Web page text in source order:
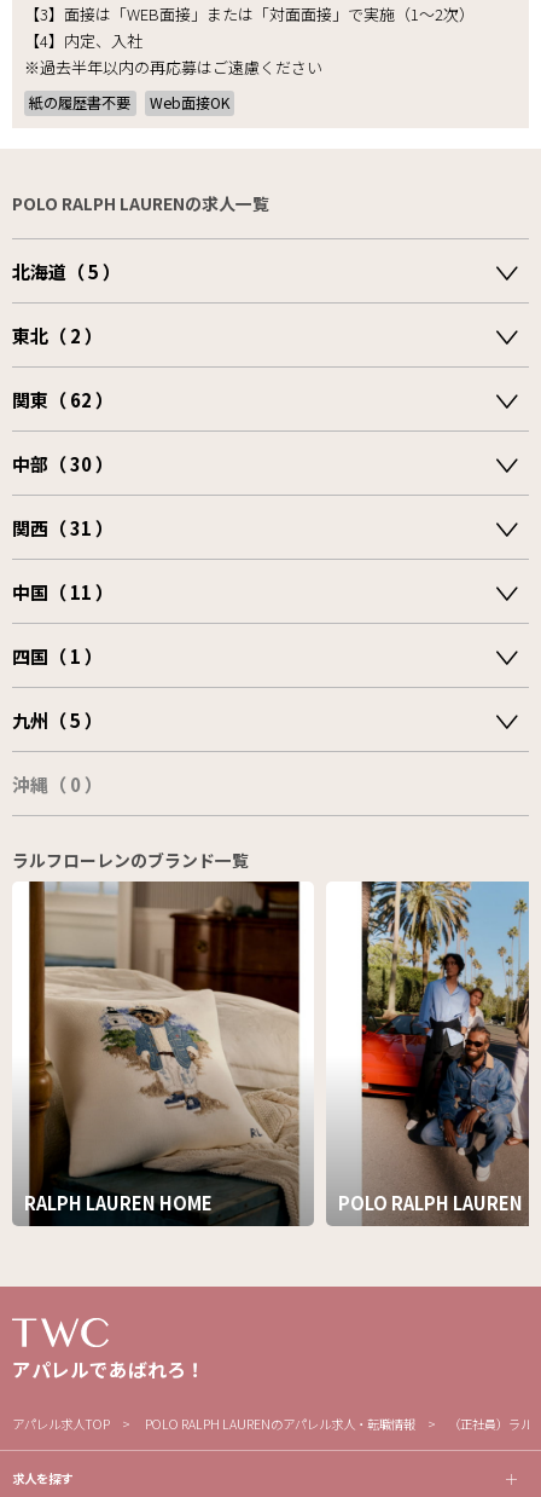
【3】面接は「WEB面接」または「対面面接」で実施（1～2次）
【4】内定、入社
※過去半年以内の再応募はご遠慮ください
紙の履歴書不要 Web面接OK
POLO RALPH LAURENの求人一覧
北海道（ 5 ）
東北（ 2 ）
関東（ 62 ）
中部（ 30 ）
関西（ 31 ）
中国（ 11 ）
四国（ 1 ）
九州（ 5 ）
沖縄（ 0 ）
ラルフローレンのブランド一覧
RALPH LAUREN HOME POLO RALPH LAUREN
アパレルであばれろ！
アパレル求人TOP POLO RALPH LAURENのアパレル求人・転職情報 （正社員）ラ
求人を探す